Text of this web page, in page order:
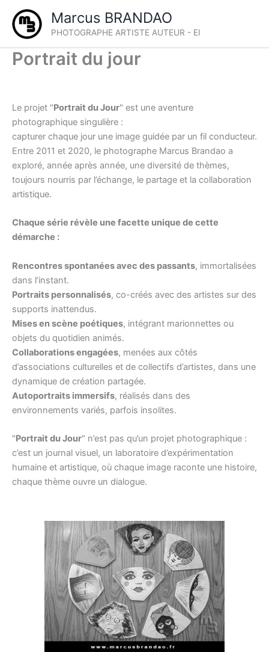
contenu
Marcus BRANDAO
PHOTOGRAPHE ARTISTE AUTEUR - EI
Portrait du jour
Le projet "Portrait du Jour" est une aventure
photographique singulière :
capturer chaque jour une image guidée par un fil conducteur.
Entre 2011 et 2020, le photographe Marcus Brandao a
exploré, année après année, une diversité de thèmes,
toujours nourris par l’échange, le partage et la collaboration
artistique.
Chaque série révèle une facette unique de cette
démarche :
Rencontres spontanées avec des passants, immortalisées
dans l’instant.
Portraits personnalisés, co-créés avec des artistes sur des
supports inattendus.
Mises en scène poétiques, intégrant marionnettes ou
objets du quotidien animés.
Collaborations engagées, menées aux côtés
d’associations culturelles et de collectifs d’artistes, dans une
dynamique de création partagée.
Autoportraits immersifs, réalisés dans des
environnements variés, parfois insolites.
"Portrait du Jour" n’est pas qu’un projet photographique :
c’est un journal visuel, un laboratoire d’expérimentation
humaine et artistique, où chaque image raconte une histoire,
chaque thème ouvre un dialogue.